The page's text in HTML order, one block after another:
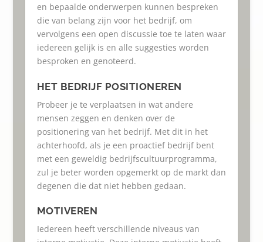
en bepaalde onderwerpen kunnen bespreken
die van belang zijn voor het bedrijf, om
vervolgens een open discussie toe te laten waar
iedereen gelijk is en alle suggesties worden
besproken en genoteerd.
HET BEDRIJF POSITIONEREN
Probeer je te verplaatsen in wat andere
mensen zeggen en denken over de
positionering van het bedrijf. Met dit in het
achterhoofd, als je een proactief bedrijf bent
met een geweldig bedrijfscultuurprogramma,
zul je beter worden opgemerkt op de markt dan
degenen die dat niet hebben gedaan.
MOTIVEREN
Iedereen heeft verschillende niveaus van